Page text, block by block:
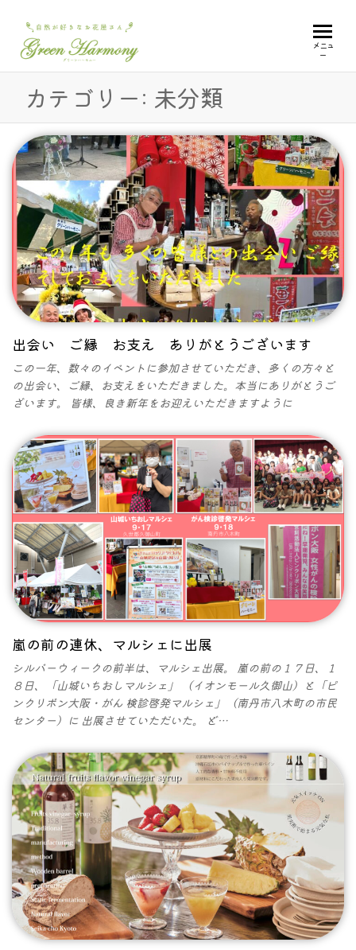
HARMONY
好
な
お
花
屋
さ
ん
メニュ
ー
カテゴリー: 未分類
出会い ご縁 お支え ありがとうございます
この一年、数々のイベントに参加させていただき、多くの方々と
の出会い、ご縁、お支えをいただきました。本当にありがとうご
ざいます。 皆様、良き新年をお迎えいただきますように
嵐の前の連休、マルシェに出展
シルバーウィークの前半は、マルシェ出展。 嵐の前の１７日、１
８日、「山城いちおしマルシェ」 （イオンモール久御山）と「ピ
ンクリボン大阪・がん 検診啓発マルシェ」（南丹市八木町の市民
センター）に 出展させていただいた。 ど…